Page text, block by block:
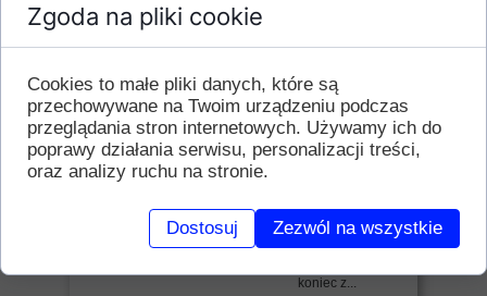
"Raj
ameryka
ński" bis
Biadolenie,
kwękanie.
Benzyna droga!
Wszystko drogie!
Inflacja! Jak żyć,
koniec z...
Zgoda na pliki cookie
Cookies to małe pliki danych, które są
przechowywane na Twoim urządzeniu podczas
przeglądania stron internetowych. Używamy ich do
poprawy działania serwisu, personalizacji treści,
oraz analizy ruchu na stronie.
Dostosuj Zezwól na wszystkie